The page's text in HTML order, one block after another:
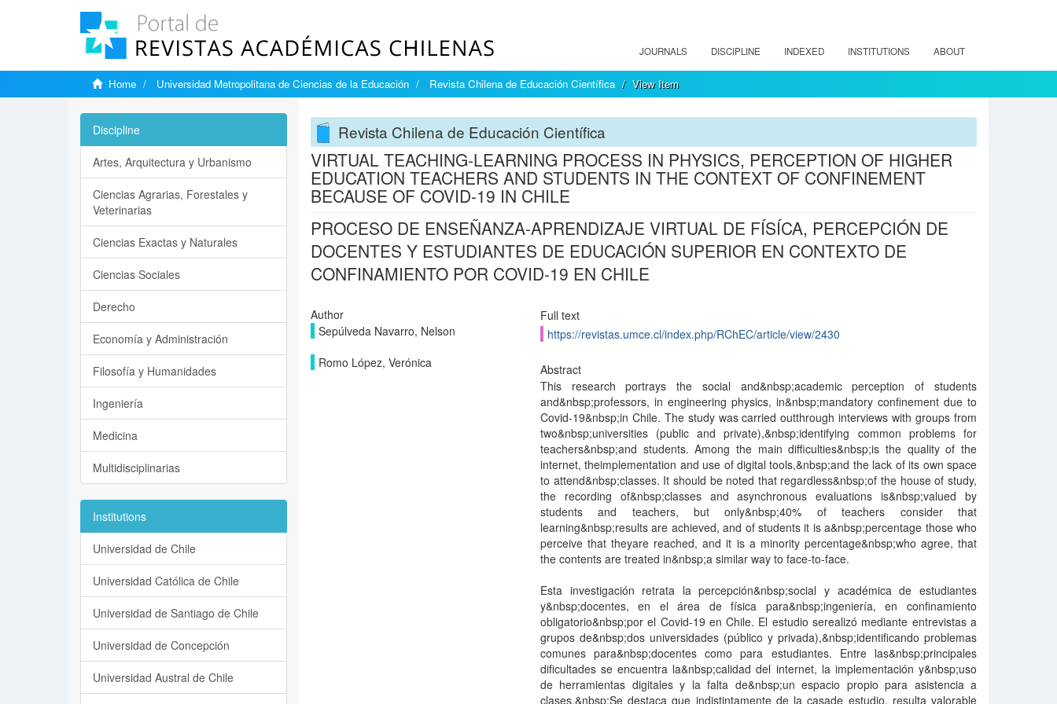
JOURNALS DISCIPLINE INDEXED INSTITUTIONS ABOUT
Home Universidad Metropolitana de Ciencias de la Educación Revista Chilena de Educación Científica View Item
Revista Chilena de Educación Científica
VIRTUAL TEACHING-LEARNING PROCESS IN PHYSICS, PERCEPTION OF HIGHER
EDUCATION TEACHERS AND STUDENTS IN THE CONTEXT OF CONFINEMENT
BECAUSE OF COVID-19 IN CHILE
PROCESO DE ENSEÑANZA-APRENDIZAJE VIRTUAL DE FÍSÍCA, PERCEPCIÓN DE
DOCENTES Y ESTUDIANTES DE EDUCACIÓN SUPERIOR EN CONTEXTO DE
CONFINAMIENTO POR COVID-19 EN CHILE
Author
Sepúlveda Navarro, Nelson
Romo López, Verónica
Full text
https://revistas.umce.cl/index.php/RChEC/article/view/2430
Abstract
This research portrays the social and&nbsp;academic perception of students
and&nbsp;professors, in engineering physics, in&nbsp;mandatory confinement due to
Covid-19&nbsp;in Chile. The study was carried outthrough interviews with groups from
two&nbsp;universities (public and private),&nbsp;identifying common problems for
teachers&nbsp;and students. Among the main difficulties&nbsp;is the quality of the
internet, theimplementation and use of digital tools,&nbsp;and the lack of its own space
to attend&nbsp;classes. It should be noted that regardless&nbsp;of the house of study,
the recording of&nbsp;classes and asynchronous evaluations is&nbsp;valued by
students and teachers, but only&nbsp;40% of teachers consider that
learning&nbsp;results are achieved, and of students it is a&nbsp;percentage those who
perceive that theyare reached, and it is a minority percentage&nbsp;who agree, that
the contents are treated in&nbsp;a similar way to face-to-face.
Esta investigación retrata la percepción&nbsp;social y académica de estudiantes
y&nbsp;docentes, en el área de física para&nbsp;ingeniería, en confinamiento
obligatorio&nbsp;por el Covid-19 en Chile. El estudio serealizó mediante entrevistas a
grupos de&nbsp;dos universidades (público y privada),&nbsp;identificando problemas
comunes para&nbsp;docentes como para estudiantes. Entre las&nbsp;principales
dificultades se encuentra la&nbsp;calidad del internet, la implementación y&nbsp;uso
de herramientas digitales y la falta de&nbsp;un espacio propio para asistencia a
clases.&nbsp;Se destaca que indistintamente de la casade estudio, resulta valorable
Discipline
Artes, Arquitectura y Urbanismo
Ciencias Agrarias, Forestales y
Veterinarias
Ciencias Exactas y Naturales
Ciencias Sociales
Derecho
Economía y Administración
Filosofía y Humanidades
Ingeniería
Medicina
Multidisciplinarias
Institutions
Universidad de Chile
Universidad Católica de Chile
Universidad de Santiago de Chile
Universidad de Concepción
Universidad Austral de Chile